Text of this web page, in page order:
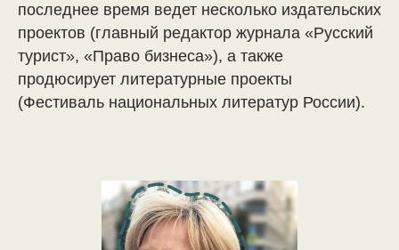
последнее время ведет несколько издательских
проектов (главный редактор журнала «Русский
турист», «Право бизнеса»), а также
продюсирует литературные проекты
(Фестиваль национальных литератур России).